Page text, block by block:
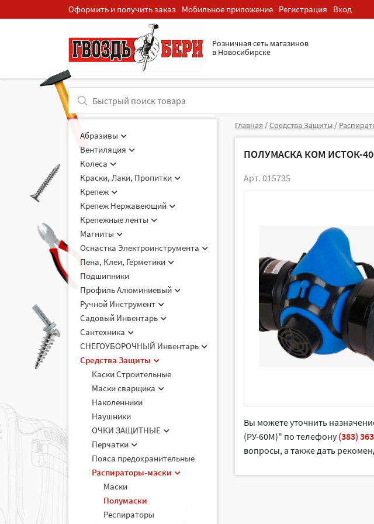
Оформить и получить заказ Мобильное приложение Регистрация Вход
Розничная cеть магазинов
в Новосибирске
Абразивы
Вентиляция
Колеса
Краски, Лаки, Пропитки
Крепеж
Крепеж Нержавеющий
Крепежные ленты
Магниты
Оснастка Электроинструмента
Пена, Клеи, Герметики
Подшипники
Профиль Алюминиевый
Ручной Инструмент
Садовый Инвентарь
Сантехника
СНЕГОУБОРОЧНЫЙ Инвентарь
Средства Защиты
Каски Строительные
Маски сварщика
Наколенники
Наушники
ОЧКИ ЗАЩИТНЫЕ
Перчатки
Пояса предохранительные
Распираторы-маски
Маски
Полумаски
Респираторы
Главная /Средства Защиты /
ПОЛУМАСКА КОМ ИСТОК-
Арт. 015735
Вы можете уточнить
(РУ-60М)" по телефону(383)
вопросы, а также дать